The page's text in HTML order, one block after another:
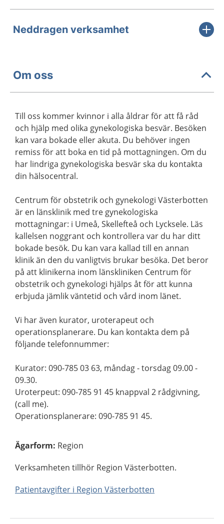
Neddragen verksamhet
Om oss
Till oss kommer kvinnor i alla åldrar för att få råd
och hjälp med olika gynekologiska besvär. Besöken
kan vara bokade eller akuta. Du behöver ingen
remiss för att boka en tid på mottagningen. Om du
har lindriga gynekologiska besvär ska du kontakta
din hälsocentral.
Centrum för obstetrik och gynekologi Västerbotten
är en länsklinik med tre gynekologiska
mottagningar: i Umeå, Skellefteå och Lycksele. Läs
kallelsen noggrant och kontrollera var du har ditt
bokade besök. Du kan vara kallad till en annan
klinik än den du vanligtvis brukar besöka. Det beror
på att klinikerna inom länskliniken Centrum för
obstetrik och gynekologi hjälps åt för att kunna
erbjuda jämlik väntetid och vård inom länet.
Vi har även kurator, uroterapeut och
operationsplanerare. Du kan kontakta dem på
följande telefonnummer:
Kurator: 090-785 03 63, måndag - torsdag 09.00 -
09.30.
Uroterpeut: 090-785 91 45 knappval 2 rådgivning,
(call me).
Operationsplanerare: 090-785 91 45.
Ägarform: Region
Verksamheten tillhör Region Västerbotten.
Patientavgifter i Region Västerbotten